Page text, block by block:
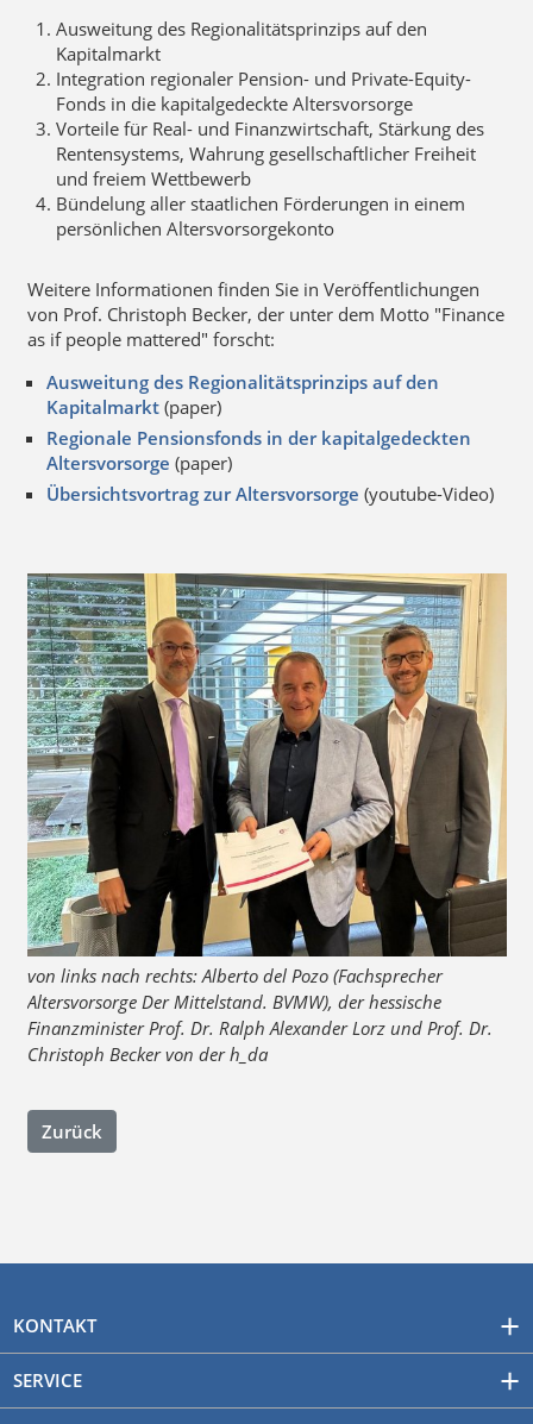
Ausweitung des Regionalitätsprinzips auf den
Kapitalmarkt
Integration regionaler Pension- und Private-Equity-
Fonds in die kapitalgedeckte Altersvorsorge
Vorteile für Real- und Finanzwirtschaft, Stärkung des
Rentensystems, Wahrung gesellschaftlicher Freiheit
und freiem Wettbewerb
Bündelung aller staatlichen Förderungen in einem
persönlichen Altersvorsorgekonto
Weitere Informationen finden Sie in Veröffentlichungen
von Prof. Christoph Becker, der unter dem Motto "Finance
as if people mattered" forscht:
Ausweitung des Regionalitätsprinzips auf den
Kapitalmarkt (paper)
Regionale Pensionsfonds in der kapitalgedeckten
Altersvorsorge (paper)
Übersichtsvortrag zur Altersvorsorge (youtube-Video)
von links nach rechts: Alberto del Pozo (Fachsprecher
Altersvorsorge Der Mittelstand. BVMW), der hessische
Finanzminister Prof. Dr. Ralph Alexander Lorz und Prof. Dr.
Christoph Becker von der h_da
Zurück
KONTAKT
SERVICE